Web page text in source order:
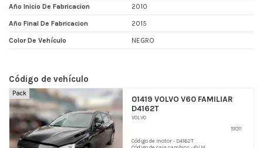
Año Inicio De Fabricacion 2010
Año Final De Fabricacion 2015
Color De Vehículo NEGRO
Código de vehículo
Pack
01419 VOLVO V60 FAMILIAR
D4162T
VOLVO
51011
Código de motor - D4162T